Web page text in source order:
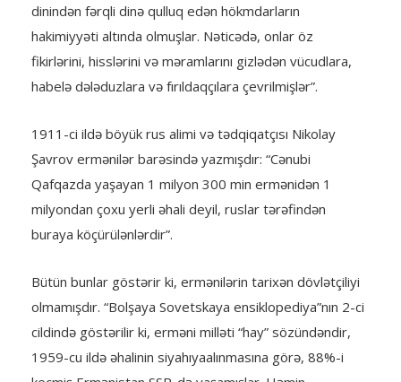
dinindən fərqli dinə qulluq edən hökmdarların
hakimiyyəti altında olmuşlar. Nəticədə, onlar öz
fikirlərini, hisslərini və məramlarını gizlədən vücudlara,
habelə dələduzlara və fırıldaqçılara çevrilmişlər”.
1911-ci ildə böyük rus alimi və tədqiqatçısı Nikolay
Şavrov ermənilər barəsində yazmışdır: “Cənubi
Qafqazda yaşayan 1 milyon 300 min ermənidən 1
milyondan çoxu yerli əhali deyil, ruslar tərəfindən
buraya köçürülənlərdir”.
Bütün bunlar göstərir ki, ermənilərin tarixən dövlətçiliyi
olmamışdır. “Bolşaya Sovetskaya ensiklopediya”nın 2-ci
cildində göstərilir ki, erməni milləti “hay” sözündəndir,
1959-cu ildə əhalinin siyahıyaalınmasına görə, 88%-i